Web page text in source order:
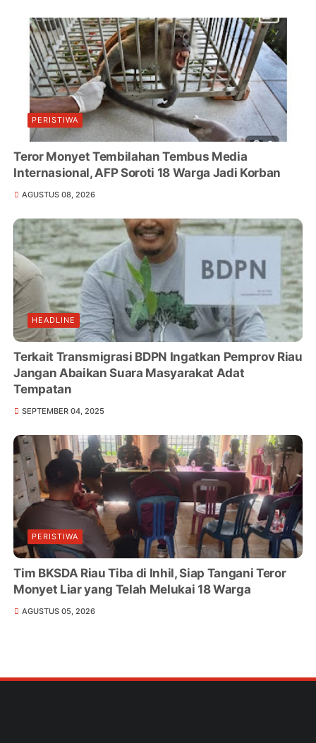
PERISTIWA
Teror Monyet Tembilahan Tembus Media
Internasional, AFP Soroti 18 Warga Jadi Korban
AGUSTUS 08, 2026
HEADLINE
Terkait Transmigrasi BDPN Ingatkan Pemprov Riau
Jangan Abaikan Suara Masyarakat Adat
Tempatan
SEPTEMBER 04, 2025
PERISTIWA
Tim BKSDA Riau Tiba di Inhil, Siap Tangani Teror
Monyet Liar yang Telah Melukai 18 Warga
AGUSTUS 05, 2026